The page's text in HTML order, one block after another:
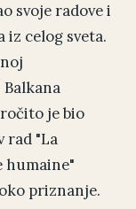
svoje radove i
iz celog sveta.
je bio
rad "La
humaine"
priznanje.